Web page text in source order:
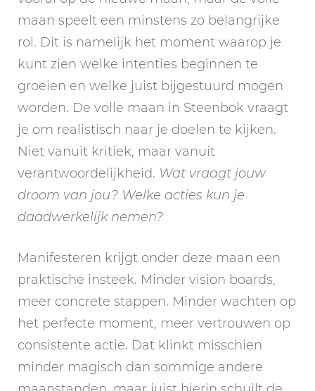
maan speelt een minstens zo belangrijke
rol. Dit is namelijk het moment waarop je
kunt zien welke intenties beginnen te
groeien en welke juist bijgestuurd mogen
worden. De volle maan in Steenbok vraagt
je om realistisch naar je doelen te kijken.
Niet vanuit kritiek, maar vanuit
verantwoordelijkheid. Wat vraagt jouw
droom van jou? Welke acties kun je
daadwerkelijk nemen?
Manifesteren krijgt onder deze maan een
praktische insteek. Minder vision boards,
meer concrete stappen. Minder wachten op
het perfecte moment, meer vertrouwen op
consistente actie. Dat klinkt misschien
minder magisch dan sommige andere